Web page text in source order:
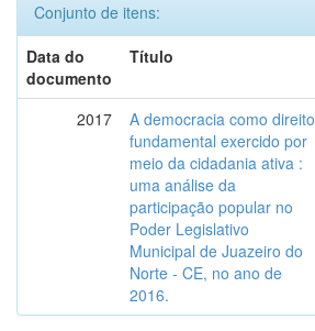
Conjunto de itens:
Data do
documento
Título
2017
A democracia como direito
fundamental exercido por
meio da cidadania ativa :
uma análise da
participação popular no
Poder Legislativo
Municipal de Juazeiro do
Norte - CE, no ano de
2016.